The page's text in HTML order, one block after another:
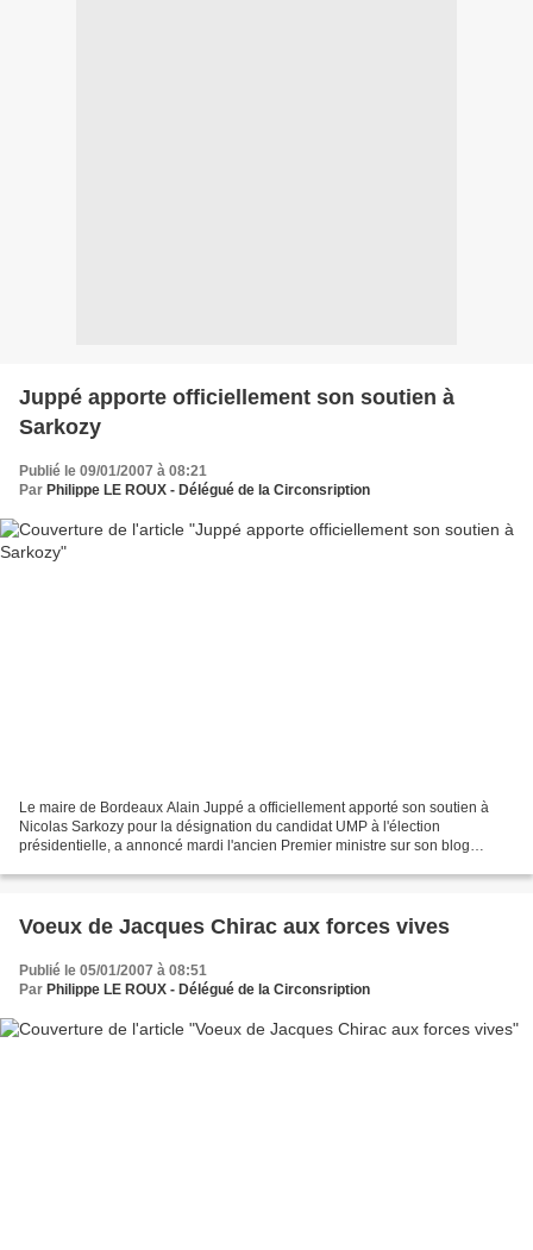
Juppé apporte officiellement son soutien à
Sarkozy
Publié le 09/01/2007 à 08:21
Par Philippe LE ROUX - Délégué de la Circonsription
Le maire de Bordeaux Alain Juppé a officiellement apporté son soutien à
Nicolas Sarkozy pour la désignation du candidat UMP à l'élection
présidentielle, a annoncé mardi l'ancien Premier ministre sur son blog
Voeux de Jacques Chirac aux forces vives
Publié le 05/01/2007 à 08:51
Par Philippe LE ROUX - Délégué de la Circonsription